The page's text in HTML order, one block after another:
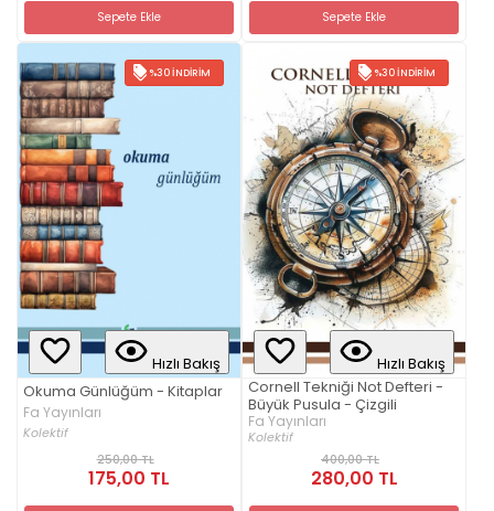
Sepete Ekle Sepete Ekle
%30 İNDIRIM
Hızlı Bakış
Okuma Günlüğüm - Kitaplar
Fa Yayınları
Kolektif
250,00 TL
175,00 TL
%30 İNDIRIM
Hızlı Bakış
Cornell Tekniği Not Defteri -
Büyük Pusula - Çizgili
Fa Yayınları
Kolektif
400,00 TL
280,00 TL